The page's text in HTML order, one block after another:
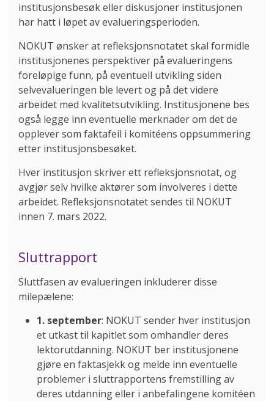
institusjonsbesøk eller diskusjoner institusjonen
har hatt i løpet av evalueringsperioden.
NOKUT ønsker at refleksjonsnotatet skal formidle
institusjonenes perspektiver på evalueringens
foreløpige funn, på eventuell utvikling siden
selvevalueringen ble levert og på det videre
arbeidet med kvalitetsutvikling. Institusjonene bes
også legge inn eventuelle merknader om det de
opplever som faktafeil i komitéens oppsummering
etter institusjonsbesøket.
Hver institusjon skriver ett refleksjonsnotat, og
avgjør selv hvilke aktører som involveres i dette
arbeidet. Refleksjonsnotatet sendes til NOKUT
innen 7. mars 2022.
Sluttrapport
Sluttfasen av evalueringen inkluderer disse
milepælene:
1. september: NOKUT sender hver institusjon
et utkast til kapitlet som omhandler deres
lektorutdanning. NOKUT ber institusjonene
gjøre en faktasjekk og melde inn eventuelle
problemer i sluttrapportens fremstilling av
deres utdanning eller i anbefalingene komitéen